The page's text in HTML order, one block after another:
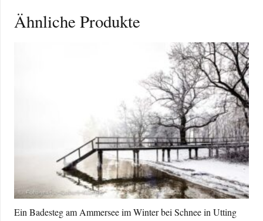
Ähnliche Produkte
Ein Badesteg am Ammersee im Winter bei Schnee in Utting